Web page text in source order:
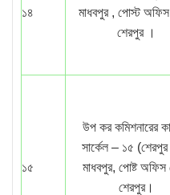
১৪
মাধবপুর , পোস্ট
শেরপুর ।
১৫
উপ কর কমিশনারের
সার্কেল – ১৫
মাধবপুর, পোষ্ট
শেরপুর।